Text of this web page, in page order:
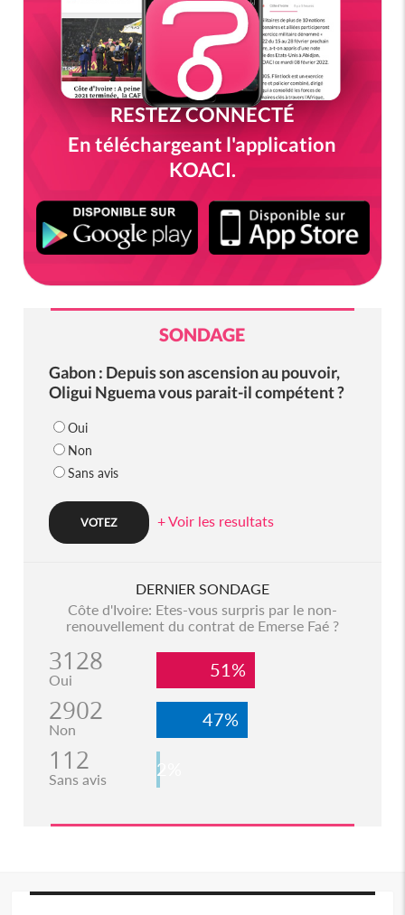
RESTEZ CONNECTÉ
En téléchargeant l'application
KOACI.
SONDAGE
Gabon : Depuis son ascension au pouvoir,
Oligui Nguema vous parait-il compétent ?
Oui
Non
Sans avis
+ Voir les resultats
DERNIER SONDAGE
Côte d'Ivoire: Etes-vous surpris par le non-
renouvellement du contrat de Emerse Faé ?
3128
Oui 51%
2902
Non 47%
112
Sans avis 2%